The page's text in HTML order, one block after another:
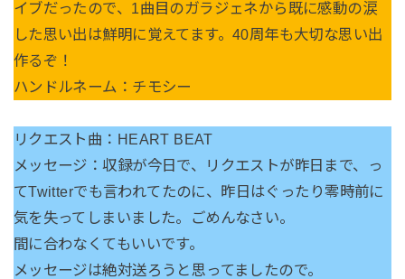
イブだったので、1曲目のガラジェネから既に感動の涙
した思い出は鮮明に覚えてます。40周年も大切な思い出
作るぞ！
ハンドルネーム：チモシー
リクエスト曲：HEART BEAT
メッセージ：収録が今日で、リクエストが昨日まで、っ
てTwitterでも言われてたのに、昨日はぐったり零時前に
気を失ってしまいました。ごめんなさい。
間に合わなくてもいいです。
メッセージは絶対送ろうと思ってましたので。